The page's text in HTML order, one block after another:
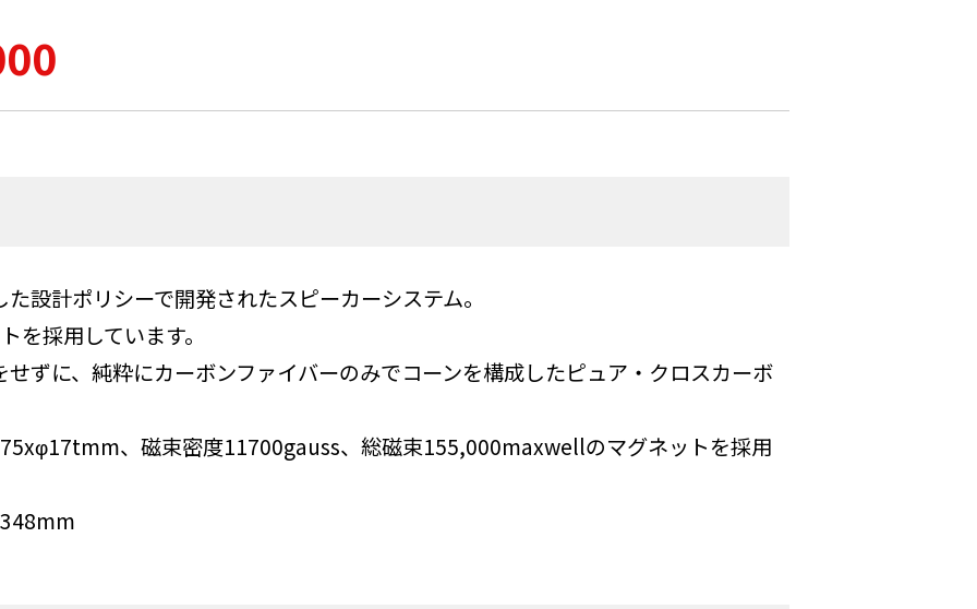
設計ポリシーで開発されたスピーカーシステム。
を採用しています。
ずに、純粋にカーボンファイバーのみでコーンを構成したピュア・クロスカーボ
、磁束密度11700gauss、総磁束155,000maxwellのマグネットを採用